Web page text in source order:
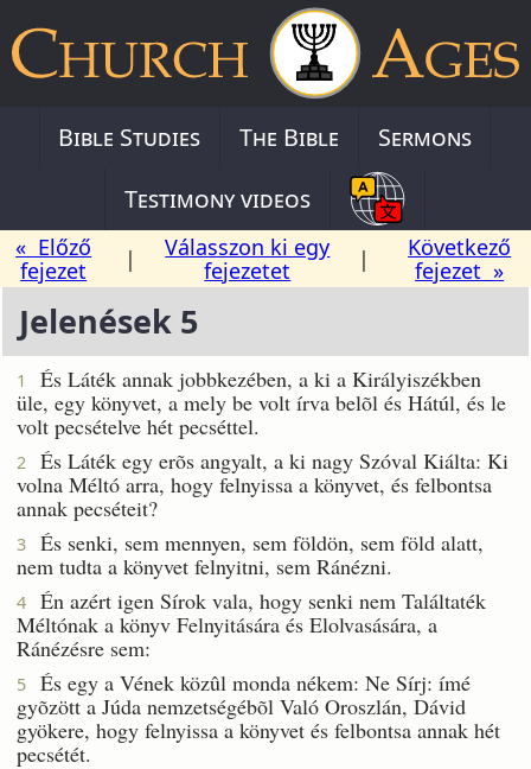
Bible Studies The Bible
Sermons
Testimony videos
« Előző
fejezet
|
Válasszon ki egy
fejezetet
|
Következő
fejezet »
Jelenések 5
1
És Láték annak jobbkezében, a ki a Királyiszékben
üle, egy könyvet, a mely be volt írva belõl és Hátúl, és le
volt pecsételve hét pecséttel.
2
És Láték egy erõs angyalt, a ki nagy Szóval Kiálta: Ki
volna Méltó arra, hogy felnyissa a könyvet, és felbontsa
annak pecséteit?
3
És senki, sem mennyen, sem földön, sem föld alatt,
nem tudta a könyvet felnyitni, sem Ránézni.
4
Én azért igen Sírok vala, hogy senki nem Találtaték
Méltónak a könyv Felnyitására és Elolvasására, a
Ránézésre sem:
5
És egy a Vének közûl monda nékem: Ne Sírj: ímé
gyõzött a Júda nemzetségébõl Való Oroszlán, Dávid
gyökere, hogy felnyissa a könyvet és felbontsa annak hét
pecsétét.